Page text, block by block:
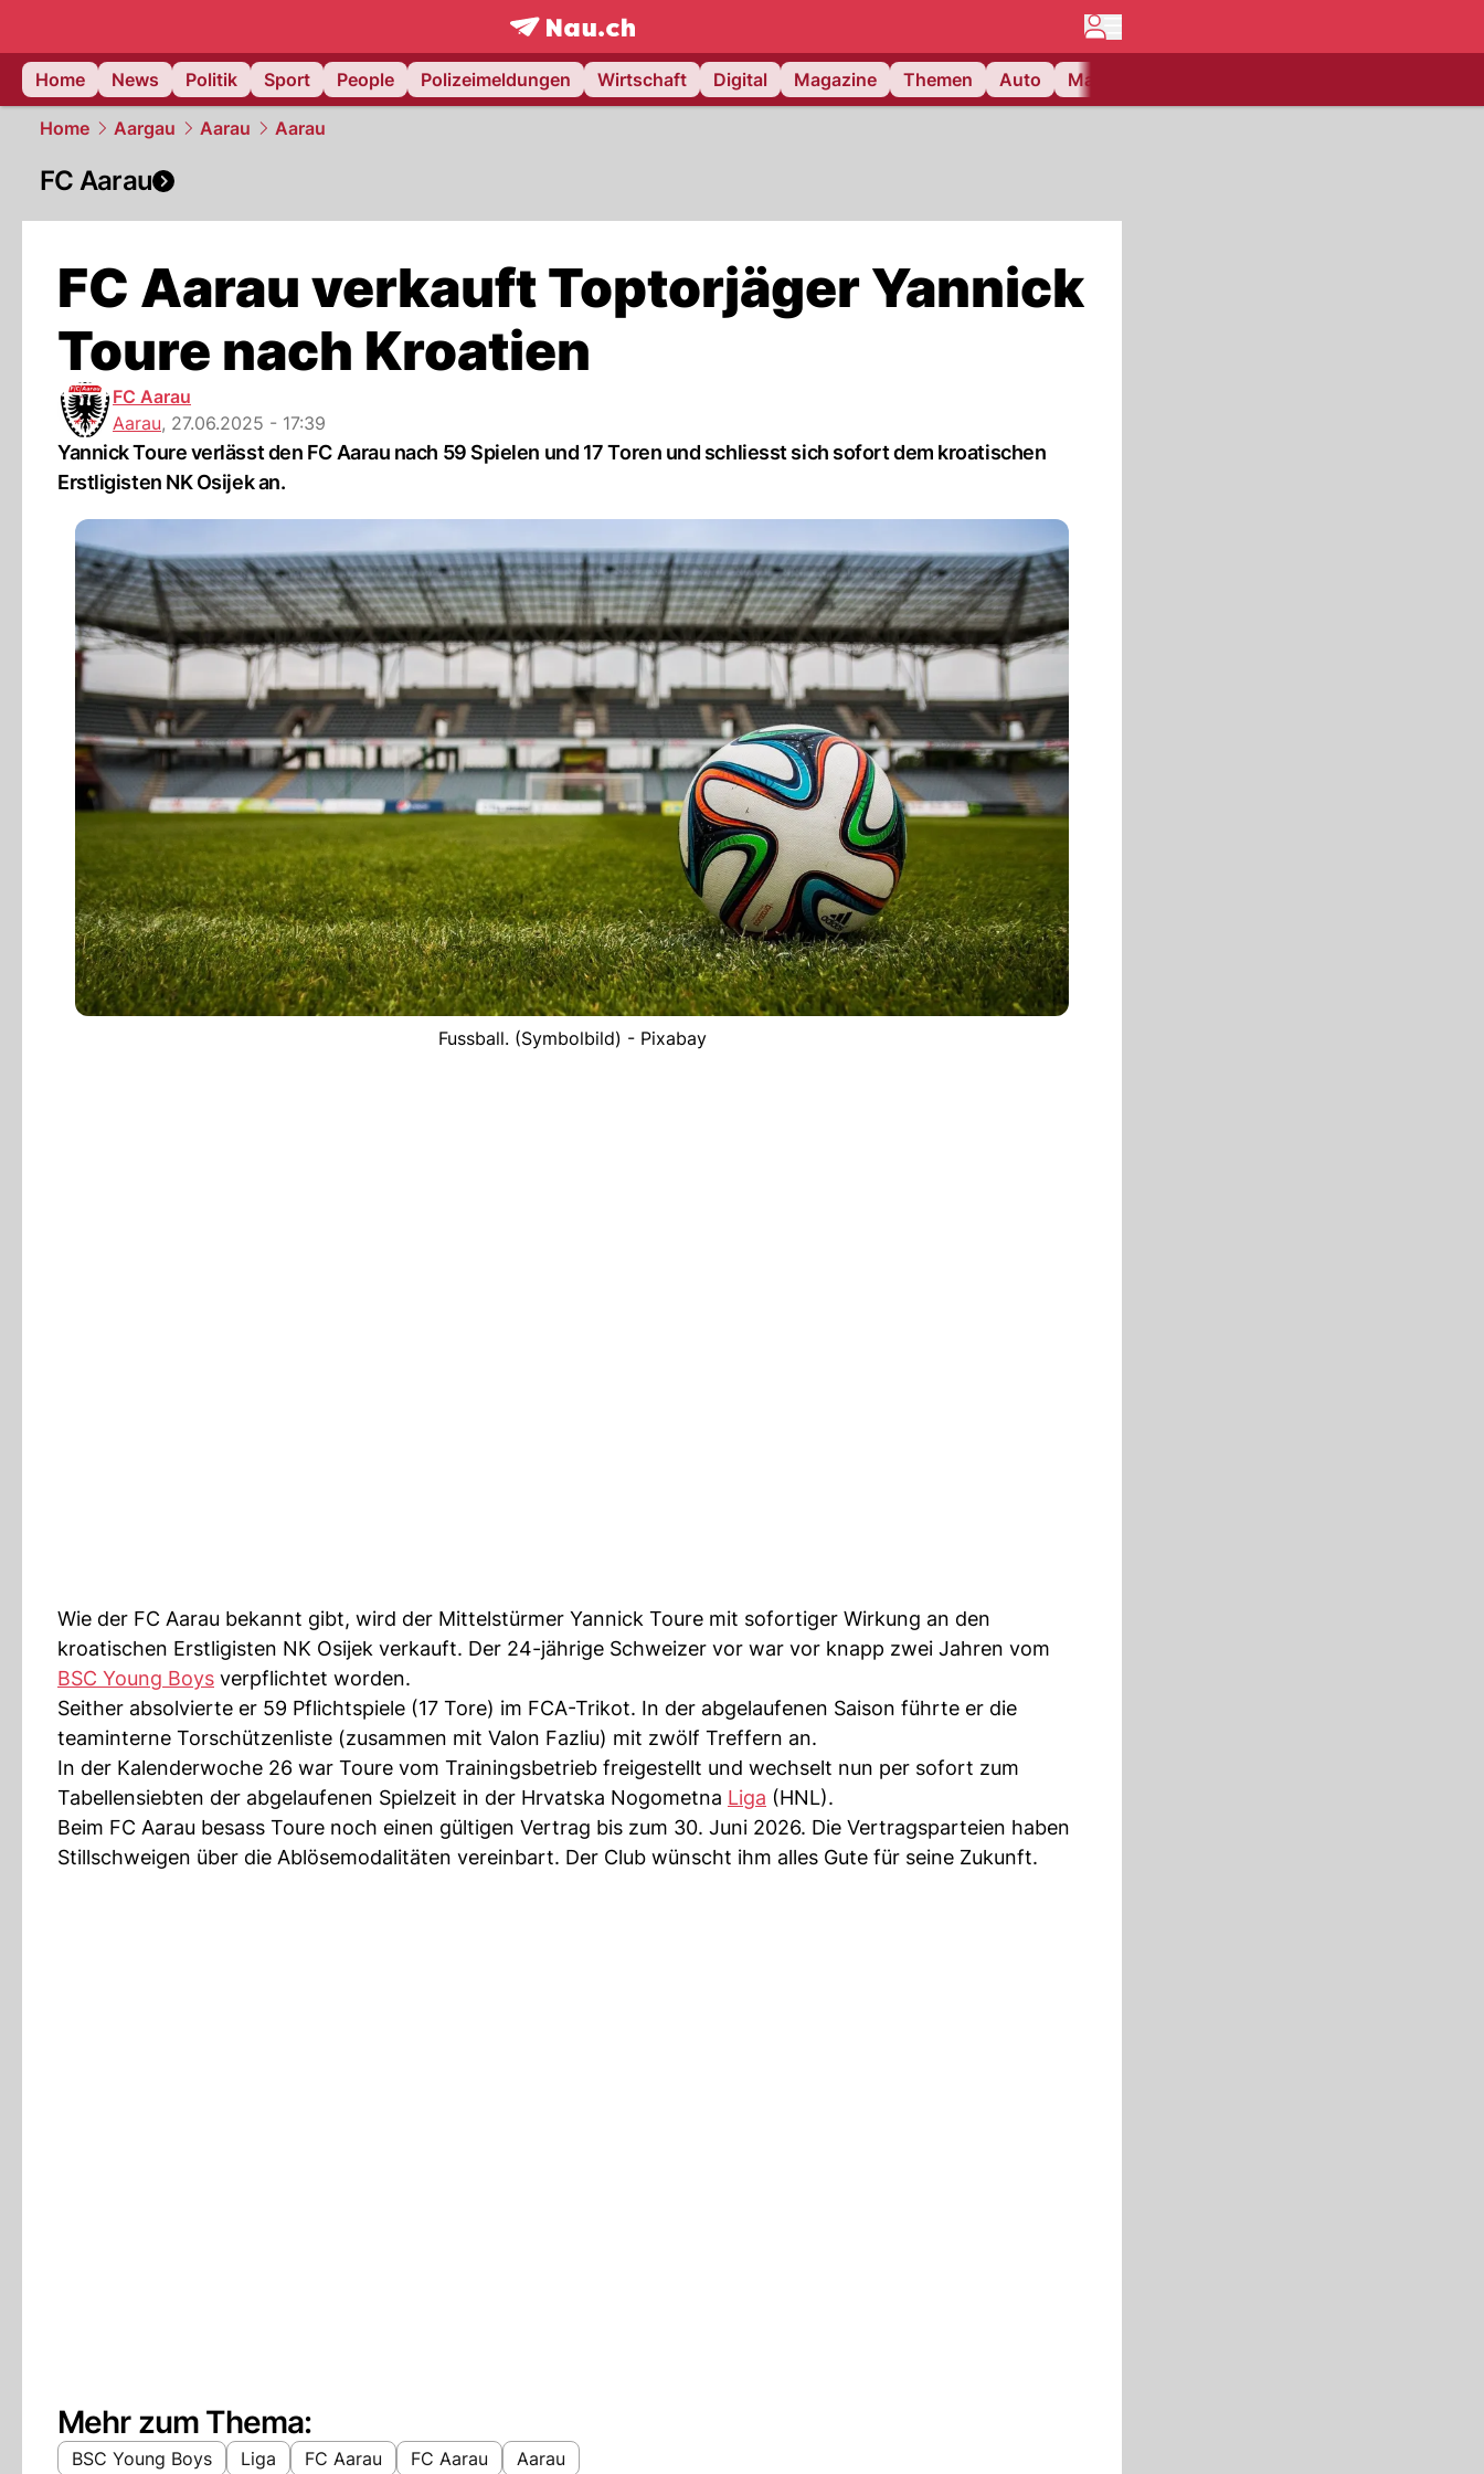
frontpage.NAU.ch
Home
News Politik Sport People Polizeimeldungen Wirtschaft Digital Magazine Themen Auto Matchcenter
Home Aargau Aarau Aarau
FC Aarau
FC Aarau verkauft Toptorjäger Yannick
Toure nach Kroatien
FC Aarau
Aarau, 27.06.2025 - 17:39
Yannick Toure verlässt den FC Aarau nach 59 Spielen und 17 Toren und schliesst sich sofort dem kroatischen
Erstligisten NK Osijek an.
Fussball. (Symbolbild) - Pixabay
Wie der FC Aarau bekannt gibt, wird der Mittelstürmer Yannick Toure mit sofortiger Wirkung an den
kroatischen Erstligisten NK Osijek verkauft. Der 24-jährige Schweizer vor war vor knapp zwei Jahren vom
BSC Young Boys verpflichtet worden.
Seither absolvierte er 59 Pflichtspiele (17 Tore) im FCA-Trikot. In der abgelaufenen Saison führte er die
teaminterne Torschützenliste (zusammen mit Valon Fazliu) mit zwölf Treffern an.
In der Kalenderwoche 26 war Toure vom Trainingsbetrieb freigestellt und wechselt nun per sofort zum
Tabellensiebten der abgelaufenen Spielzeit in der Hrvatska Nogometna Liga (HNL).
Beim FC Aarau besass Toure noch einen gültigen Vertrag bis zum 30. Juni 2026. Die Vertragsparteien haben
Stillschweigen über die Ablösemodalitäten vereinbart. Der Club wünscht ihm alles Gute für seine Zukunft.
Mehr zum Thema:
BSC Young Boys Liga FC Aarau FC Aarau Aarau